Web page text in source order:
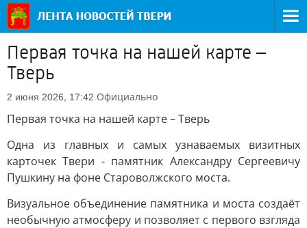
Первая точка на нашей карте –
Тверь
2 июня 2026, 17:42 Официально
Первая точка на нашей карте – Тверь
Одна из главных и самых узнаваемых визитных
карточек Твери - памятник Александру Сергеевичу
Пушкину на фоне Староволжского моста.
Визуальное объединение памятника и моста создаёт
необычную атмосферу и позволяет с первого взгляда